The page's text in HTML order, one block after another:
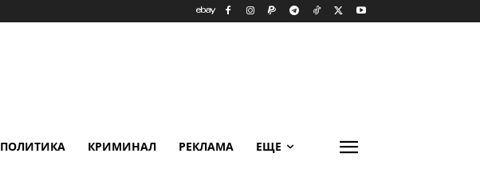
ПОЛИТИКА КРИМИНАЛ РЕКЛАМА ЕЩЕ